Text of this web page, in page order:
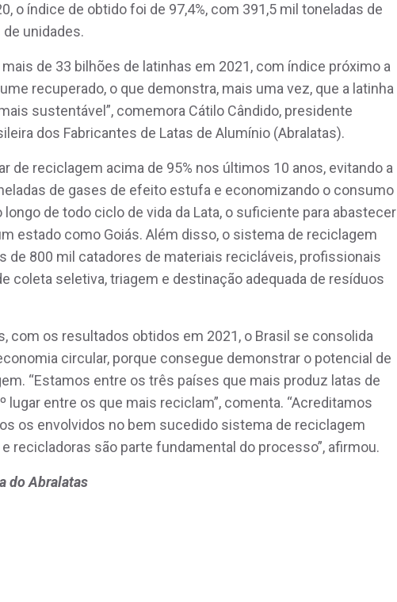
o índice de obtido foi de 97,4%, com 391,5 mil toneladas de
unidades.
de 33 bilhões de latinhas em 2021, com índice próximo a
recuperado, o que demonstra, mais uma vez, que a latinha
sustentável”, comemora Cátilo Cândido, presidente
dos Fabricantes de Latas de Alumínio (Abralatas).
de reciclagem acima de 95% nos últimos 10 anos, evitando a
de gases de efeito estufa e economizando o consumo
longo de todo ciclo de vida da Lata, o suficiente para abastecer
estado como Goiás. Além disso, o sistema de reciclagem
de 800 mil catadores de materiais recicláveis, profissionais
coleta seletiva, triagem e destinação adequada de resíduos
com os resultados obtidos em 2021, o Brasil se consolida
circular, porque consegue demonstrar o potencial de
“Estamos entre os três países que mais produz latas de
lugar entre os que mais reciclam”, comenta. “Acreditamos
os envolvidos no bem sucedido sistema de reciclagem
recicladoras são parte fundamental do processo”, afirmou.
do Abralatas